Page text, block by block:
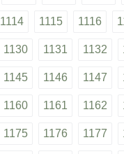
1114 1115 1116
1130 1131 1132
1145 1146 1147
1160 1161 1162
1175 1176 1177